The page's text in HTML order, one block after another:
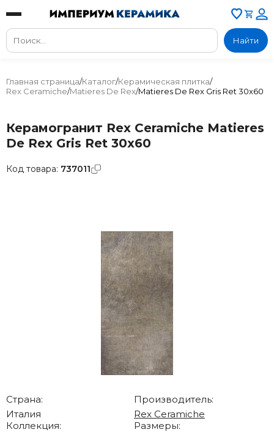
Найти
Главная страница/Каталог/Керамическая плитка/
Rex Ceramiche/Matieres De Rex/Matieres De Rex Gris Ret 30x60
Керамогранит Rex Ceramiche Matieres
De Rex Gris Ret 30x60
Страна:
Италия
Производитель:
Rex Ceramiche
Коллекция:
Размеры:
Код товара: 737011